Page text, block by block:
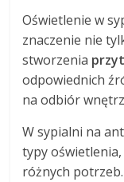
Oświetlenie w
znaczenie nie
stworzenia
odpowiednich
na odbiór
W sypialni na
typy
różnych